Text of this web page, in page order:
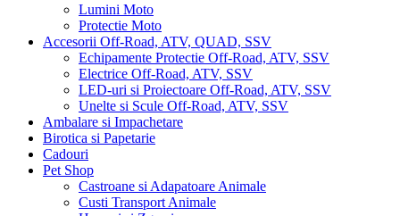
Lumini Moto
Protectie Moto
Accesorii Off-Road, ATV, QUAD, SSV
Echipamente Protectie Off-Road, ATV, SSV
Electrice Off-Road, ATV, SSV
LED-uri si Proiectoare Off-Road, ATV, SSV
Unelte si Scule Off-Road, ATV, SSV
Ambalare si Impachetare
Birotica si Papetarie
Cadouri
Pet Shop
Castroane si Adapatoare Animale
Custi Transport Animale